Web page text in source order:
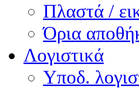
Πλαστά /
Όρια
Λογιστικά
Υποδ.